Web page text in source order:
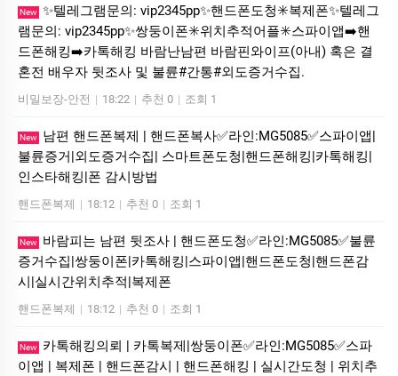
New ✨텔레그램문의: vip2345pp✨핸드폰도청✳️복제폰✨텔레그
램문의: vip2345pp✨쌍둥이폰✳️위치추적어플✳️스파이앱➡️핸
드폰해킹➡️카톡해킹 바람난남편 바람핀와이프(아내) 혹은 결
혼전 배우자 뒷조사 및 불륜#간통#외도증거수집.
비밀보장-안전 | 18:22 | 추천 0 | 조회 1
New
남편 핸드폰복제 | 핸드폰복사✅라인:MG5085✅스파이앱|
불륜증거|외도증거수집| 스마트폰도청|핸드폰해킹|카톡해킹|
인스타해킹|폰 감시방법
핸드폰복제 | 18:12 | 추천 0 | 조회 1
New
바람피는 남편 뒷조사 | 핸드폰도청✅라인:MG5085✅불륜
증거수집|쌍둥이폰|카톡해킹|스파이앱|핸드폰도청|핸드폰감
시|실시간위치추적|복제폰
핸드폰복제 | 18:12 | 추천 0 | 조회 1
New
카톡해킹의뢰 | 카톡복제|쌍둥이폰✅라인:MG5085✅스파
이앱 | 복제폰 | 핸드폰감시 | 핸드폰해킹 | 실시간도청 | 위치추